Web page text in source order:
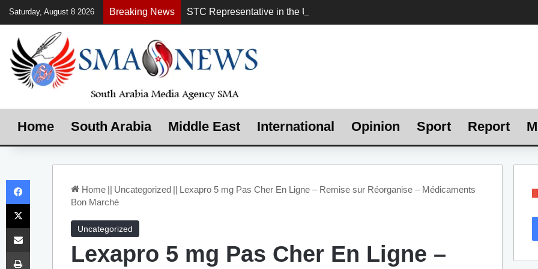
Saturday, August 8 2026 Breaking News
Home South Arabia Middle East International Opinion Sport Report
Home || Uncategorized || Lexapro 5 mg Pas Cher En Ligne – Remise sur Réorganise – Médicaments
Bon Marché
Uncategorized
Lexapro 5 mg Pas Cher En Ligne –